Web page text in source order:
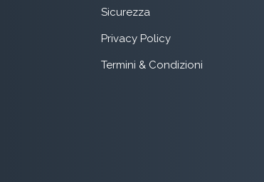
Sicurezza
Privacy Policy
Termini & Condizioni